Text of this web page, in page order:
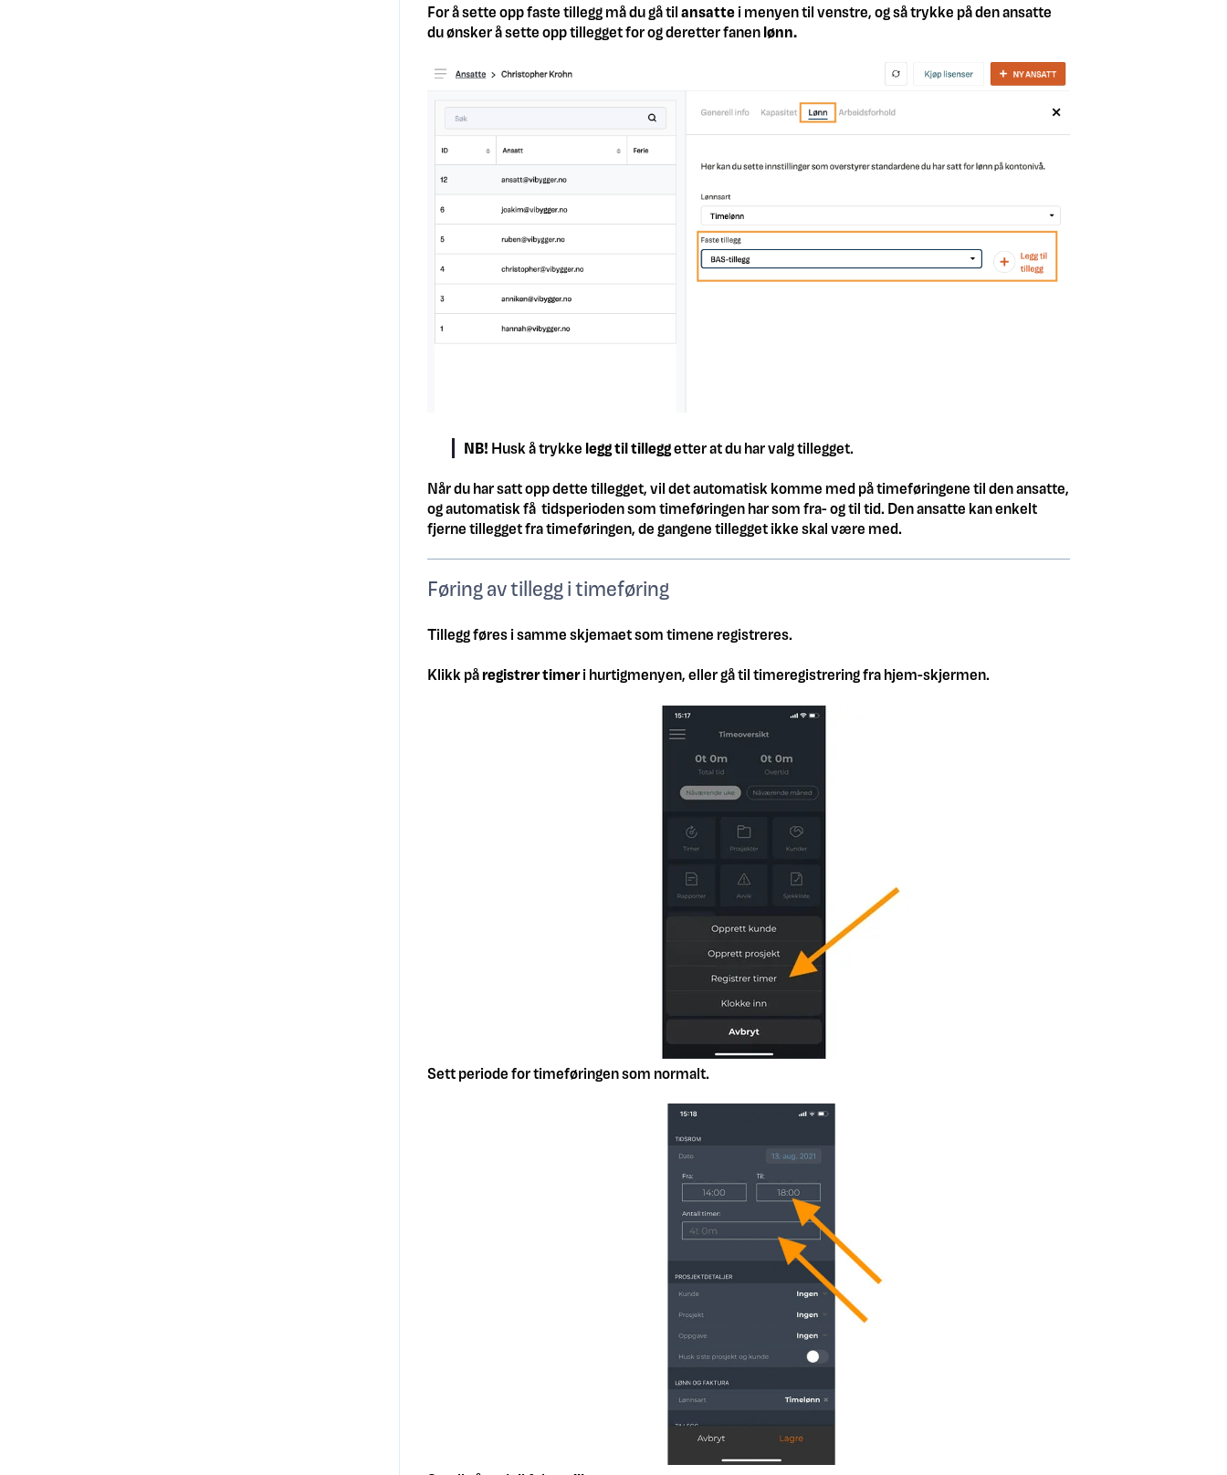
For å sette opp faste tillegg må du gå tilansattei menyen til venstre, og så trykke på den ansatte
du ønsker å sette opp tillegget for og deretter fanenlønn.
NB! Husk å trykke legg til tilleggetter at du har valg tillegget.
Når du har satt opp dette tillegget, vil det automatisk komme med på timeføringene til den ansatte,
og automatisk få tidsperioden som timeføringen har som fra- og til tid. Den ansatte kan enkelt
fjerne tillegget fra timeføringen, de gangene tillegget ikke skal være med.
Føring av tillegg i timeføring
Tillegg føres i samme skjemaet som timene registreres.
Klikk påregistrer timeri hurtigmenyen, eller gå til timeregistrering fra hjem-skjermen.
Sett periode for timeføringen som normalt.